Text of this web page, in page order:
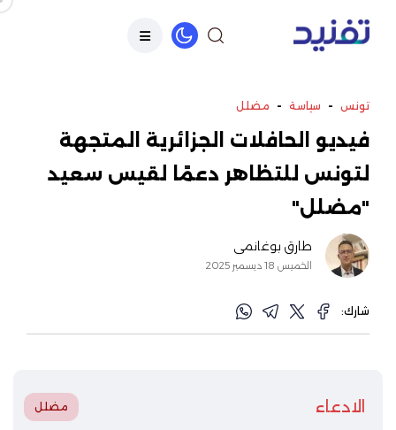
تونس - سياسة - مضلل
فيديو الحافلات الجزائرية المتجهة
لتونس للتظاهر دعمًا لقيس سعيد
"مضلل"
طارق بوغانمي
الخميس 18 ديسمبر 2025
شارك:
الادعاء مضلل